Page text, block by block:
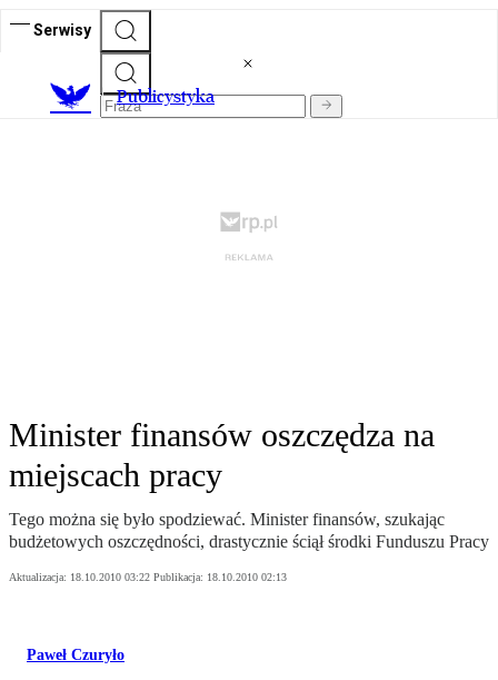
Serwisy
Publicystyka
Minister finansów oszczędza na
miejscach pracy
Tego można się było spodziewać. Minister finansów, szukając
budżetowych oszczędności, drastycznie ściął środki Funduszu Pracy
Aktualizacja: 18.10.2010 03:22 Publikacja: 18.10.2010 02:13
Paweł Czuryło